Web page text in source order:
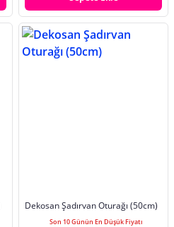
Dekosan Şadırvan Oturağı (50cm)
Son 10 Günün En Düşük Fiyatı